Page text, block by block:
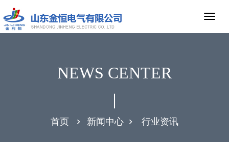
NEWS CENTER
首页 新闻中心 行业资讯